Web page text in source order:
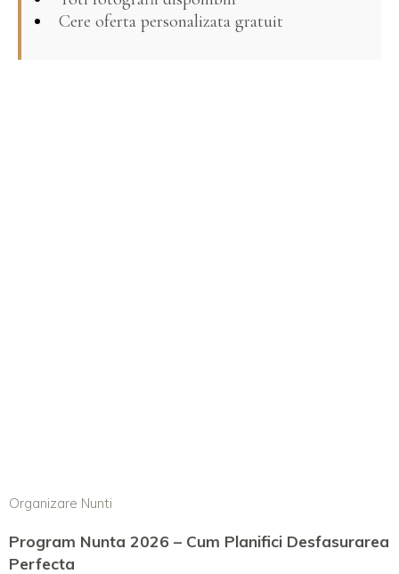
Cere oferta personalizata gratuit
Organizare Nunti
Program Nunta 2026 – Cum Planifici Desfasurarea
Perfecta